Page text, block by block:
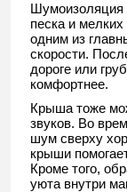
Шумоизоляция
песка и
одним из
скорости.
дороге или
комфортнее.
Крыша тоже
звуков. Во
шум сверху
крыши
Кроме того,
уюта внутри